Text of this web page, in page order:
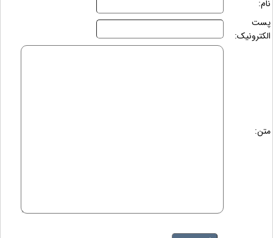
نام:
پست
الکترونیک:
متن: